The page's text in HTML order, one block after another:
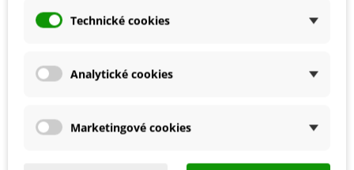
Kdy začít s výsevem semen?
Proč semena neklíčí?
Technické cookies
Analytické cookies
Marketingové cookies